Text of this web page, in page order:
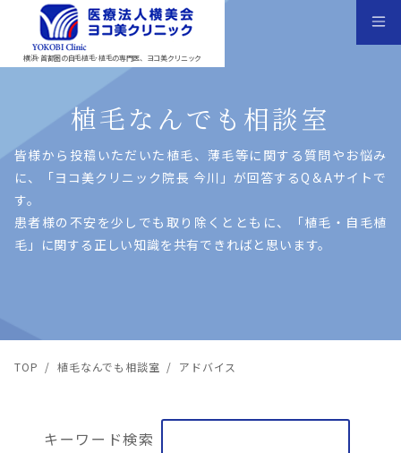
横浜･首都圏の自毛植毛･植毛の専門医、ヨコ美クリニック
植毛なんでも相談室
皆様から投稿いただいた植⽑、薄⽑等に関する質問やお悩み
に、「ヨコ美クリニック院⻑ 今川」が回答するQ＆Aサイトで
す。
患者様の不安を少しでも取り除くとともに、「植⽑・⾃⽑植
⽑」に関する正しい知識を共有できればと思います。
TOP / 植毛なんでも相談室 / アドバイス
キーワード検索